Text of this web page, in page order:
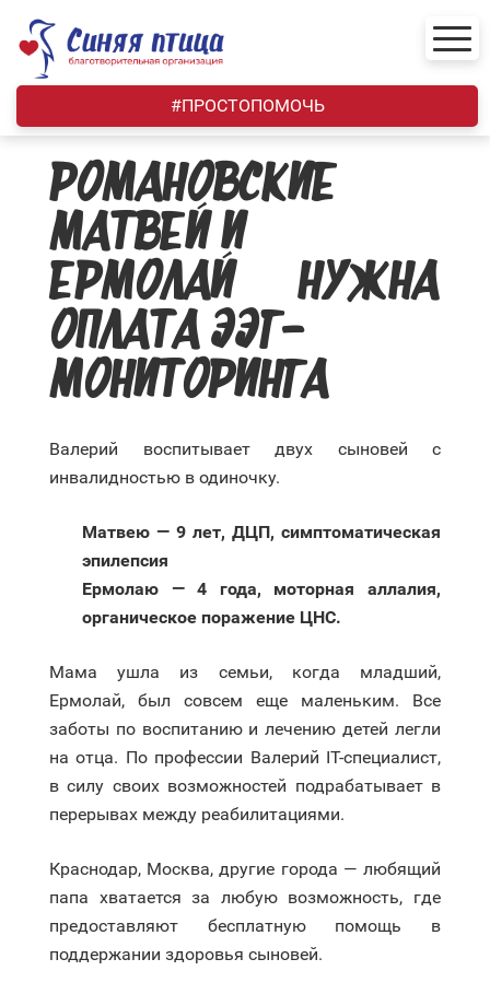
content
#ПРОСТОПОМОЧЬ
РОМАНОВСКИЕ
МАТВЕЙ И
ЕРМОЛАЙ — НУЖНА
ОПЛАТА ЭЭГ-
МОНИТОРИНГА
Валерий воспитывает двух сыновей с
инвалидностью в одиночку.
Матвею — 9 лет, ДЦП, симптоматическая
эпилепсия
Ермолаю — 4 года, моторная аллалия,
органическое поражение ЦНС.
Мама ушла из семьи, когда младший,
Ермолай, был совсем еще маленьким. Все
заботы по воспитанию и лечению детей легли
на отца. По профессии Валерий IT-специалист,
в силу своих возможностей подрабатывает в
перерывах между реабилитациями.
Краснодар, Москва, другие города — любящий
папа хватается за любую возможность, где
предоставляют бесплатную помощь в
поддержании здоровья сыновей.